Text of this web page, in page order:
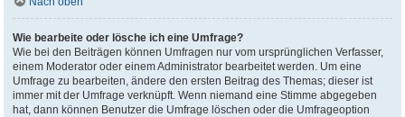
Wie bearbeite oder lösche ich eine Umfrage?
Wie bei den Beiträgen können Umfragen nur vom ursprünglichen Verfasser,
einem Moderator oder einem Administrator bearbeitet werden. Um eine
Umfrage zu bearbeiten, ändere den ersten Beitrag des Themas; dieser ist
immer mit der Umfrage verknüpft. Wenn niemand eine Stimme abgegeben
hat, dann können Benutzer die Umfrage löschen oder die Umfrageoption